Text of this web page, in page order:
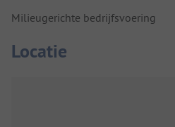
Milieugerichte bedrijfsvoering
Locatie